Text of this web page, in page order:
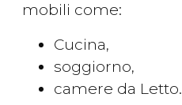
mobili come:
Cucina,
soggiorno,
camere da Letto.